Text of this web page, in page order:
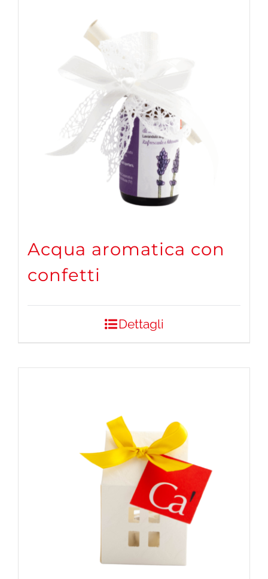
Acqua aromatica con
confetti
Dettagli